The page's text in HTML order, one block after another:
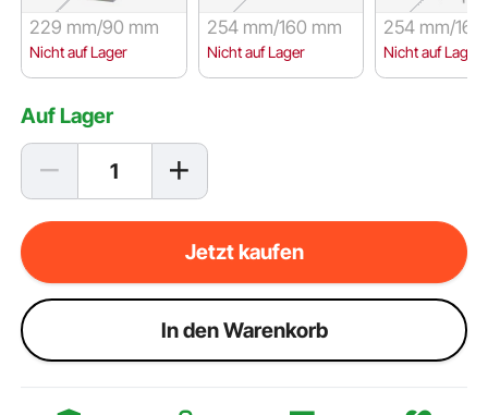
229 mm/90 mm
Nicht auf Lager
254 mm/160 mm
Nicht auf Lager
254 mm/
mit Ständer
Nicht auf Lager
Auf Lager
Jetzt kaufen
ln den Warenkorb